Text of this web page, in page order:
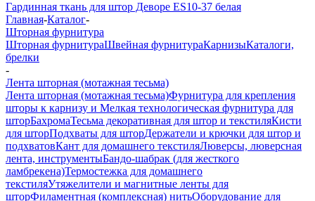
Гардинная ткань для штор Деворе ES10-37 белая
Главная-Каталог-
Шторная фурнитура
Шторная фурнитураШвейная фурнитураКарнизыКаталоги,
брелки
-
Лента шторная (мотажная тесьма)
Лента шторная (мотажная тесьма)Фурнитура для крепления
шторы к карнизу и Мелкая технологическая фурнитура для
шторБахромаТесьма декоративная для штор и текстиляКисти
для шторПодхваты для шторДержатели и крючки для штор и
подхватовКант для домашнего текстиляЛюверсы, люверсная
лента, инструментыБандо-шабрак (для жесткого
ламбрекена)Термостежка для домашнего
текстиляУтяжелители и магнитные ленты для
шторФиламентная (комплексная) нитьОборудование для